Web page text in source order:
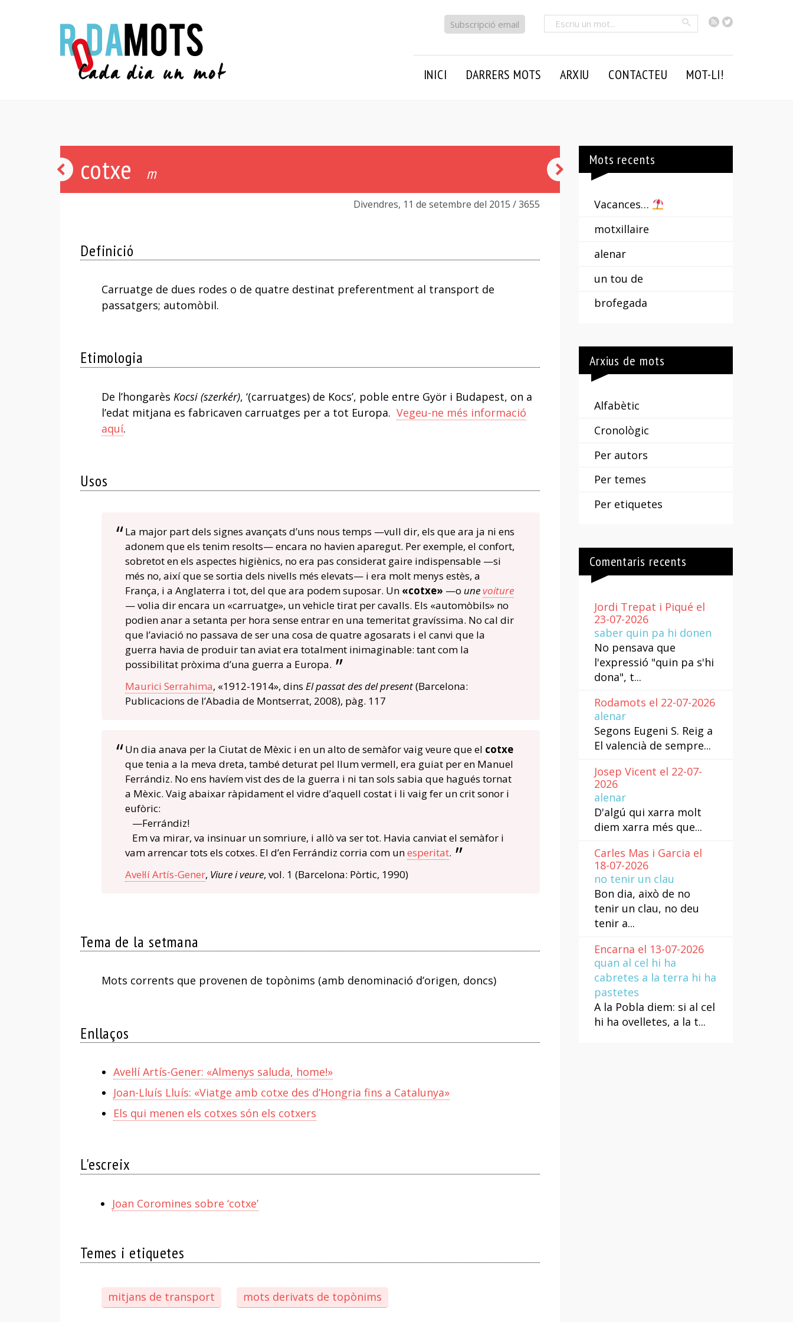
RSSTwitter
Cercar
Subscripció email
INICI DARRERS MOTS ARXIU CONTACTEU MOT-LI!
cotxe m
Divendres, 11 de setembre del 2015 / 3655
Definició
Carruatge de dues rodes o de quatre destinat preferentment al transport de
passatgers; automòbil.
Etimologia
De l’hongarès Kocsi (szerkér), ‘(carruatges) de Kocs’, poble entre Györ i Budapest, on a
l’edat mitjana es fabricaven carruatges per a tot Europa. Vegeu-ne més informació
aquí.
Usos
La major part dels signes avançats d’uns nous temps —vull dir, els que ara ja ni ens
adonem que els tenim resolts— encara no havien aparegut. Per exemple, el confort,
sobretot en els aspectes higiènics, no era pas considerat gaire indispensable —si
més no, així que se sortia dels nivells més elevats— i era molt menys estès, a
França, i a Anglaterra i tot, del que ara podem suposar. Un «cotxe» —o une voiture
— volia dir encara un «carruatge», un vehicle tirat per cavalls. Els «automòbils» no
podien anar a setanta per hora sense entrar en una temeritat gravíssima. No cal dir
que l’aviació no passava de ser una cosa de quatre agosarats i el canvi que la
guerra havia de produir tan aviat era totalment inimaginable: tant com la
possibilitat pròxima d’una guerra a Europa.
Maurici Serrahima, «1912-1914», dins El passat des del present(Barcelona:
Publicacions de l’Abadia de Montserrat, 2008), pàg. 117
Un dia anava per la Ciutat de Mèxic i en un alto de semàfor vaig veure que el cotxe
que tenia a la meva dreta, també deturat pel llum vermell, era guiat per en Manuel
Ferrándiz. No ens havíem vist des de la guerra i ni tan sols sabia que hagués tornat
a Mèxic. Vaig abaixar ràpidament el vidre d’aquell costat i li vaig fer un crit sonor i
eufòric:
—Ferrándiz!
Em va mirar, va insinuar un somriure, i allò va ser tot. Havia canviat el semàfor i
vam arrencar tots els cotxes. El d’en Ferrándiz corria com unesperitat.
Avel·lí Artís-Gener, Viure i veure, vol. 1 (Barcelona: Pòrtic, 1990)
Tema de la setmana
Mots corrents que provenen de topònims (amb denominació d’origen, doncs)
Enllaços
Avel·lí Artís-Gener: «Almenys saluda, home!»
Joan-Lluís Lluís: «Viatge amb cotxe des d’Hongria fins a Catalunya»
Els qui menen els cotxes són els cotxers
L'escreix
Joan Coromines sobre ‘cotxe’
Temes i etiquetes
mitjans de transport mots derivats de topònims
àtic
àgraf
Mots recents
Vacances…
motxillaire
alenar
un tou de
brofegada
Arxius de mots
Alfabètic
Cronològic
Per autors
Per temes
Per etiquetes
Comentaris recents
Jordi Trepat i Piqué el
23-07-2026
saber quin pa hi donen
No pensava que
l'expressió "quin pa s'hi
dona", t...
Rodamots el 22-07-2026
alenar
Segons Eugeni S. Reig a
El valencià de sempre...
Josep Vicent el 22-07-
2026
alenar
D'algú qui xarra molt
diem xarra més que...
Carles Mas i Garcia el
18-07-2026
no tenir un clau
Bon dia, això de no
tenir un clau, no deu
tenir a...
Encarna el 13-07-2026
quan al cel hi ha
cabretes a la terra hi ha
pastetes
A la Pobla diem: si al cel
hi ha ovelletes, a la t...